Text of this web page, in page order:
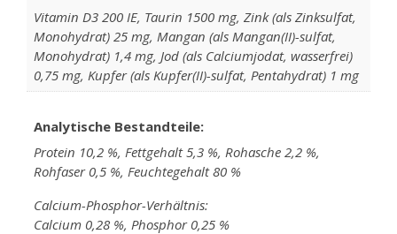
Vitamin D3 200 IE, Taurin 1500 mg, Zink (als Zinksulfat,
Monohydrat) 25 mg, Mangan (als Mangan(II)-sulfat,
Monohydrat) 1,4 mg, Jod (als Calcium­jodat, wasserfrei)
0,75 mg, Kupfer (als Kupfer(II)-sulfat, Pentahydrat) 1 mg
Analytische Bestandteile:
Protein 10,2 %, Fettgehalt 5,3 %, Rohasche 2,2 %,
Rohfaser 0,5 %, Feuchtegehalt 80 %
Calcium-Phosphor-Verhältnis:
Calcium 0,28 %, Phosphor 0,25 %